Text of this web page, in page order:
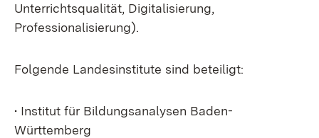
Unterrichtsqualität, Digitalisierung,
Professionalisierung).
Folgende Landesinstitute sind beteiligt:
• Institut für Bildungsanalysen Baden-
Württemberg